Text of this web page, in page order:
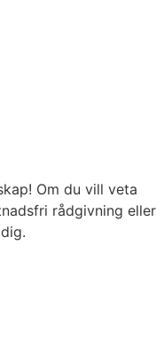
Om du vill veta
rådgivning eller